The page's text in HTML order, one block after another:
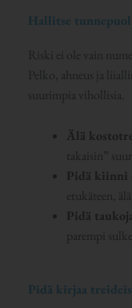
Hallitse
Riski ei ole vain
Pelko, ahneus ja
suurimpia vihollisia.
Älä
takaisin”
Pidä kiinni
etukäteen,
Pidä
parempi
Pidä kirjaa